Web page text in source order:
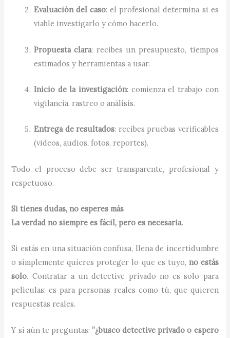
Evaluación del caso: el profesional determina si es
viable investigarlo y cómo hacerlo.
Propuesta clara: recibes un presupuesto, tiempos
estimados y herramientas a usar.
Inicio de la investigación: comienza el trabajo con
vigilancia, rastreo o análisis.
Entrega de resultados: recibes pruebas verificables
(videos, audios, fotos, reportes).
Todo el proceso debe ser transparente, profesional y
respetuoso.
Si tienes dudas, no esperes más
La verdad no siempre es fácil, pero es necesaria.
Si estás en una situación confusa, llena de incertidumbre
o simplemente quieres proteger lo que es tuyo, no estás
solo. Contratar a un detective privado no es solo para
películas: es para personas reales como tú, que quieren
respuestas reales.
Y si aún te preguntas:”¿busco detective privado o espero